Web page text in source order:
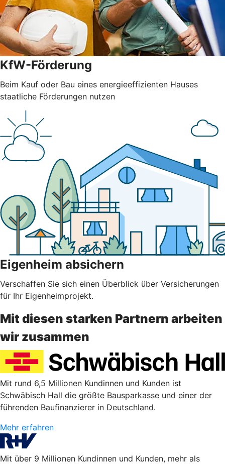
KfW-Förderung
Beim Kauf oder Bau eines energieeffizienten Hauses
staatliche Förderungen nutzen
Eigenheim absichern
Verschaffen Sie sich einen Überblick über Versicherungen
für Ihr Eigenheimprojekt.
Mit diesen starken Partnern arbeiten
wir zusammen
Mit rund 6,5 Millionen Kundinnen und Kunden ist
Schwäbisch Hall die größte Bausparkasse und einer der
führenden Baufinanzierer in Deutschland.
Mehr erfahren
Mit über 9 Millionen Kundinnen und Kunden, mehr als